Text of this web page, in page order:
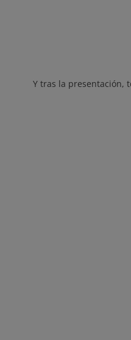
Y tras la presentación,